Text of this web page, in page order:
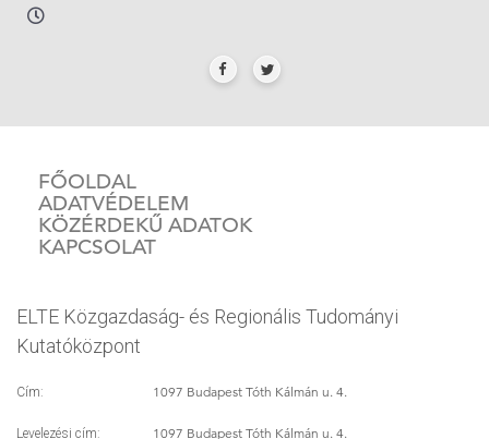
FŐOLDAL
ADATVÉDELEM
KÖZÉRDEKŰ ADATOK
KAPCSOLAT
ELTE Közgazdaság- és Regionális Tudományi
Kutatóközpont
Cím: 1097 Budapest Tóth Kálmán u. 4.
Levelezési cím: 1097 Budapest Tóth Kálmán u. 4.